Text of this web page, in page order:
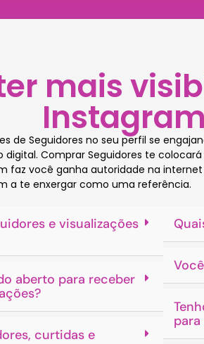
mais
Instagram
de Seguidores no seu perfil se
Comprar Seguidores te colocará
faz você ganha autoridade na
a te enxergar como uma referência.
e visualizações
aberto para receber
curtidas e